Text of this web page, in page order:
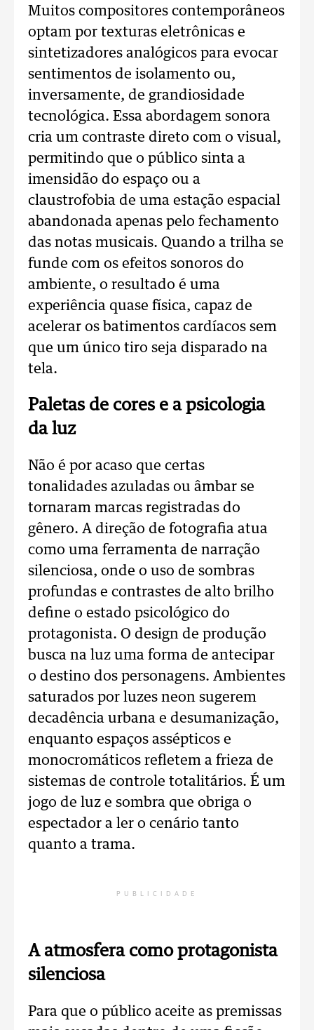
Muitos compositores contemporâneos
optam por texturas eletrônicas e
sintetizadores analógicos para evocar
sentimentos de isolamento ou,
inversamente, de grandiosidade
tecnológica. Essa abordagem sonora
cria um contraste direto com o visual,
permitindo que o público sinta a
imensidão do espaço ou a
claustrofobia de uma estação espacial
abandonada apenas pelo fechamento
das notas musicais. Quando a trilha se
funde com os efeitos sonoros do
ambiente, o resultado é uma
experiência quase física, capaz de
acelerar os batimentos cardíacos sem
que um único tiro seja disparado na
tela.
Paletas de cores e a psicologia
da luz
Não é por acaso que certas
tonalidades azuladas ou âmbar se
tornaram marcas registradas do
gênero. A direção de fotografia atua
como uma ferramenta de narração
silenciosa, onde o uso de sombras
profundas e contrastes de alto brilho
define o estado psicológico do
protagonista. O design de produção
busca na luz uma forma de antecipar
o destino dos personagens. Ambientes
saturados por luzes neon sugerem
decadência urbana e desumanização,
enquanto espaços assépticos e
monocromáticos refletem a frieza de
sistemas de controle totalitários. É um
jogo de luz e sombra que obriga o
espectador a ler o cenário tanto
quanto a trama.
PUBLICIDADE
A atmosfera como protagonista
silenciosa
Para que o público aceite as premissas